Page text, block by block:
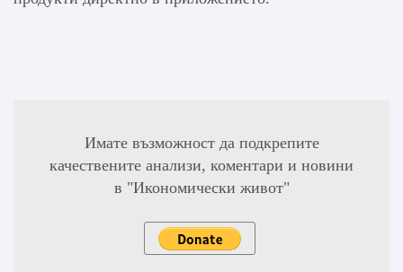
Имате възможност да подкрепите
качествените анализи, коментари и новини
в "Икономически живот"